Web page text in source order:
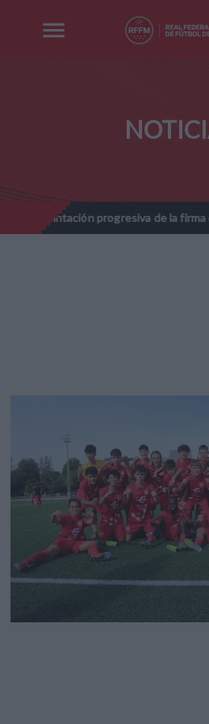
progresiva de la firma digitalizada